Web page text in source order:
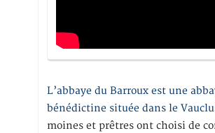
L’abbaye du Barroux est une
bénédictine située dans le
moines et prêtres ont choisi de